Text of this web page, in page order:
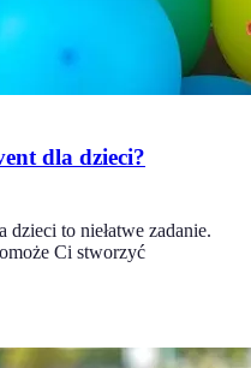
dla dzieci?
to niełatwe zadanie.
Ci stworzyć